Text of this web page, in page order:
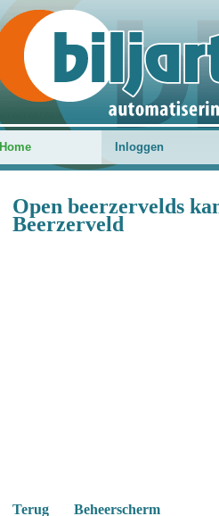
Home Inloggen
Open beerzervelds
Beerzerveld
Terug
Beheerscherm